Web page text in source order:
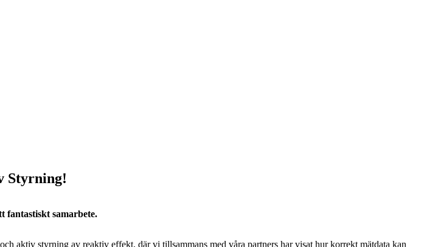
Styrning!
fantastiskt samarbete.
aktiv styrning av reaktiv effekt, där vi tillsammans med våra partners har visat hur korrekt mätdata kan